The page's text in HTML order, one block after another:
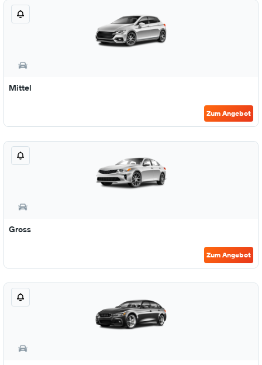
Mittel
Zum Angebot
Gross
Zum Angebot